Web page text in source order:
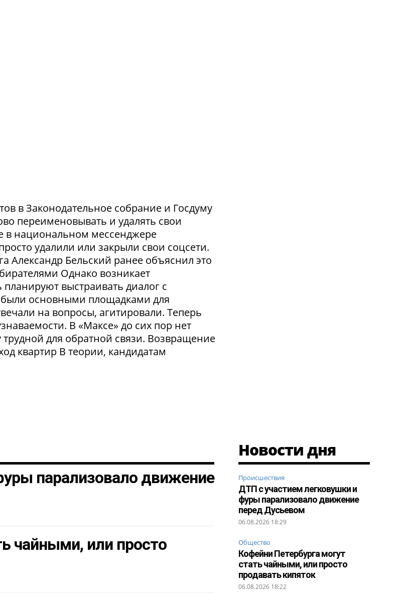
в Законодательное собрание и Госдуму
переименовывать и удалять свои
в национальном мессенджере
удалили или закрыли свои соцсети.
Александр Бельский ранее объяснил это
Однако возникает
выстраивать диалог с
были основными площадками для
на вопросы, агитировали. Теперь
В «Максе» до сих пор нет
для обратной связи. Возвращение
квартир В теории, кандидатам
Новости дня
Происшествия
ДТП с участием легковушки и
фуры парализовало движение
перед Дусьевом
06.08.2026 18:29
Общество
Кофейни Петербурга могут
стать чайными, или просто
продавать кипяток
06.08.2026 18:22
парализовало движение
чайными, или просто